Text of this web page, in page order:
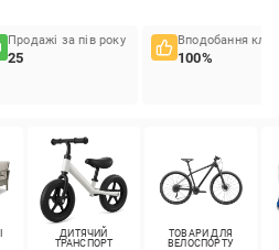
Продажі за пів року
25
Вподобання
100%
ДИТЯЧИЙ
ТРАНСПОРТ
ТОВАРИ ДЛЯ
ВЕЛОСПОРТУ